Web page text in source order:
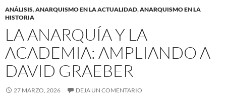
ANÁLISIS,ANARQUISMO EN LA ACTUALIDAD,ANARQUISMO EN LA
HISTORIA
LA ANARQUÍA Y LA
ACADEMIA: AMPLIANDO A
DAVID GRAEBER
27 MARZO, 2026 DEJA UN COMENTARIO